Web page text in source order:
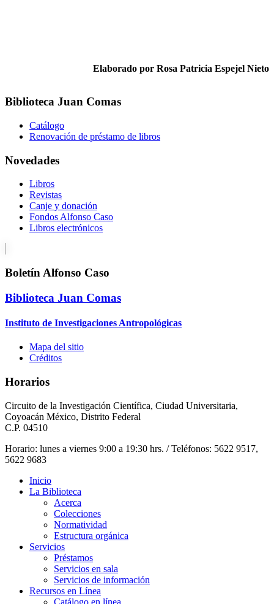
Elaborado por Rosa Patricia Espejel Nieto
Biblioteca Juan Comas
Catálogo
Renovación de préstamo de libros
Novedades
Libros
Revistas
Canje y donación
Fondos Alfonso Caso
Libros electrónicos
Boletín Alfonso Caso
Biblioteca Juan Comas
Instituto de Investigaciones Antropológicas
Mapa del sitio
Créditos
Horarios
Circuito de la Investigación Científica, Ciudad Universitaria,
Coyoacán México, Distrito Federal
C.P. 04510
Horario: lunes a viernes 9:00 a 19:30 hrs. / Teléfonos: 5622 9517,
5622 9683
Inicio
La Biblioteca
Acerca
Colecciones
Normatividad
Estructura orgánica
Servicios
Préstamos
Servicios en sala
Servicios de información
Recursos en Línea
Catálogo en línea